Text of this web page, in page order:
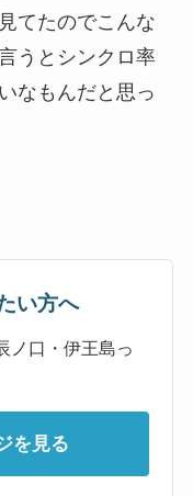
てたのでこんな
うとシンクロ率
なもんだと思っ
い方へ
ノ口・伊王島っ
を見る